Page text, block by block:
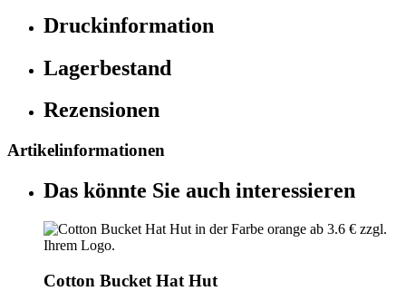
Druckinformation
Lagerbestand
Rezensionen
Artikelinformationen
Das könnte Sie auch interessieren
Cotton Bucket Hat Hut